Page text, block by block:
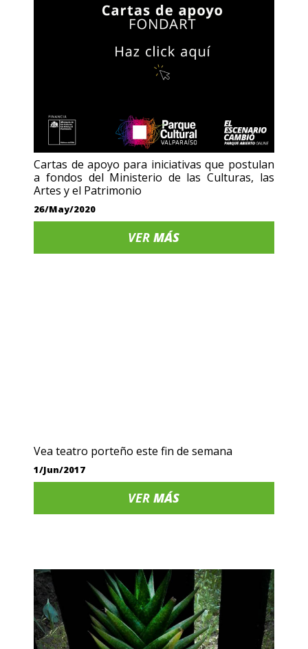
Cartas de apoyo para iniciativas que postulan
a fondos del Ministerio de las Culturas, las
Artes y el Patrimonio
26/May/2020
VERMÁS
Vea teatro porteño este fin de semana
1/Jun/2017
VERMÁS